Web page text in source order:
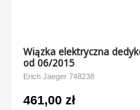
Wiązka elektryczna
od 06/2015
Erich Jaeger 748238
461,00 zł